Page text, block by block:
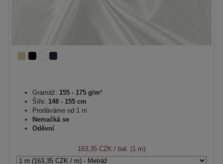
Gramáž: 155 - 175 g/m²
Šíře: 148 - 155 cm
Prodáváme od 1 m
Nemačká se
Oděvní
163,35 CZK / bal. (1 m)